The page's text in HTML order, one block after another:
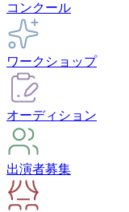
コンクール
ワークショップ
オーディション
出演者募集